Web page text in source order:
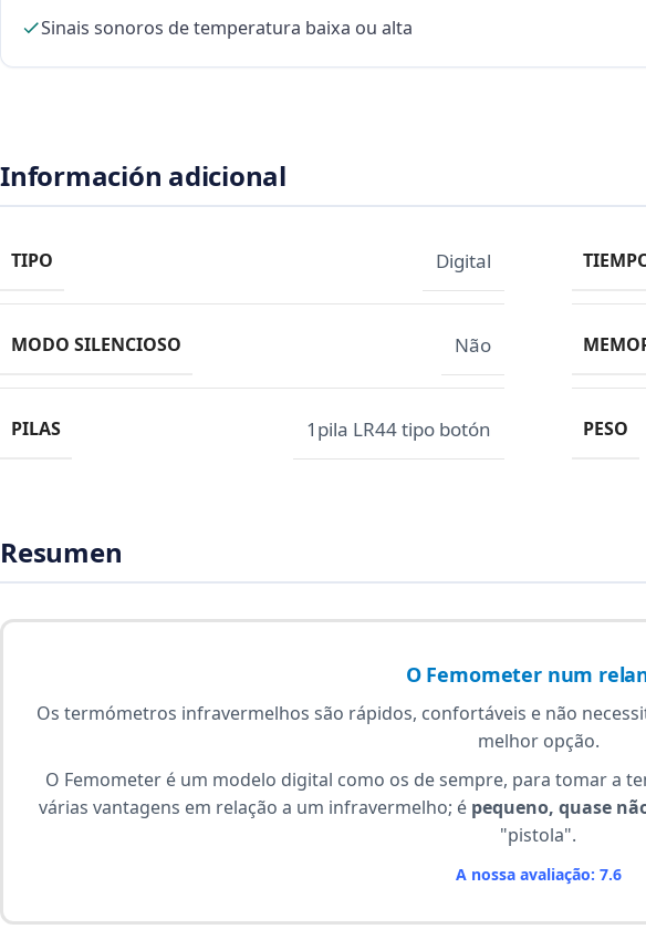
Sinais sonoros de temperatura baixa ou alta
Información adicional
TIPO Digital
MODO SILENCIOSO Não
PILAS 1pila LR44 tipo botón PESO
Resumen
O Femometer num
Os termómetros infravermelhos são rápidos, confortáveis e não
melhor opção.
O Femometer é um modelo digital como os de sempre, para tomar a
várias vantagens em relação a um infravermelho; é pequeno, quase
"pistola".
A nossa avaliação: 7.6